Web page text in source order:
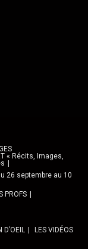
« Récits, Images,
26 septembre au 10
PROFS
D’OEIL LES VIDÉOS